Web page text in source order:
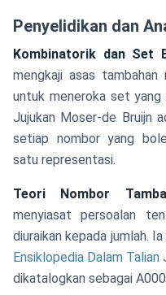
Penyelidikan dan
Kombinatorik dan Set
mengkaji asas tambahan
untuk meneroka set yang
Jujukan Moser-de Bruijn
setiap nombor yang
satu representasi.
Teori Nombor
menyiasat persoalan
diuraikan kepada jumlah.
Ensiklopedia Dalam Talian
dikatalogkan sebagai